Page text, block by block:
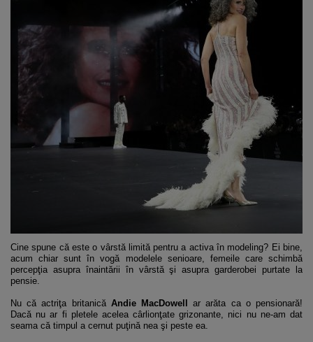
Cine spune că este o vârstă limită pentru a activa în modeling? Ei bine,
acum chiar sunt în vogă modelele senioare, femeile care schimbă
percepţia asupra înaintării în vârstă şi asupra garderobei purtate la
pensie.
Nu că actriţa britanică Andie MacDowell
ar arăta ca o pensionară!
Dacă nu ar fi pletele acelea cârlionţate grizonante, nici nu ne-am dat
seama că timpul a cernut puţină nea şi peste ea.